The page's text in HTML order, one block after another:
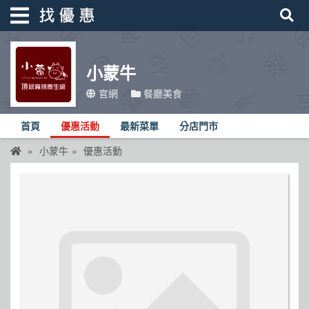
小蒙牛
官網 餐廳美食
首頁 優惠活動 最新菜單 分店門市
小蒙牛 優惠活動
找優惠
首頁
優惠活動
折價卷